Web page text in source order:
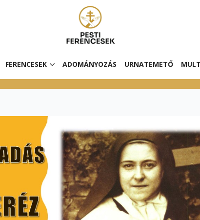
FERENCESEK ADOMÁNYOZÁS URNATEMETŐ